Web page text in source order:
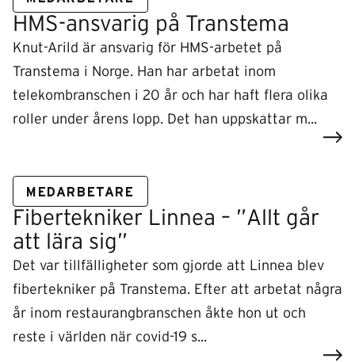
HMS-ansvarig på Transtema
Knut-Arild är ansvarig för HMS-arbetet på
Transtema i Norge. Han har arbetat inom
telekombranschen i 20 år och har haft flera olika
roller under årens lopp. Det han uppskattar m...
MEDARBETARE
Fibertekniker Linnea – ”Allt går
att lära sig”
Det var tillfälligheter som gjorde att Linnea blev
fibertekniker på Transtema. Efter att arbetat några
år inom restaurangbranschen åkte hon ut och
reste i världen när covid-19 s...